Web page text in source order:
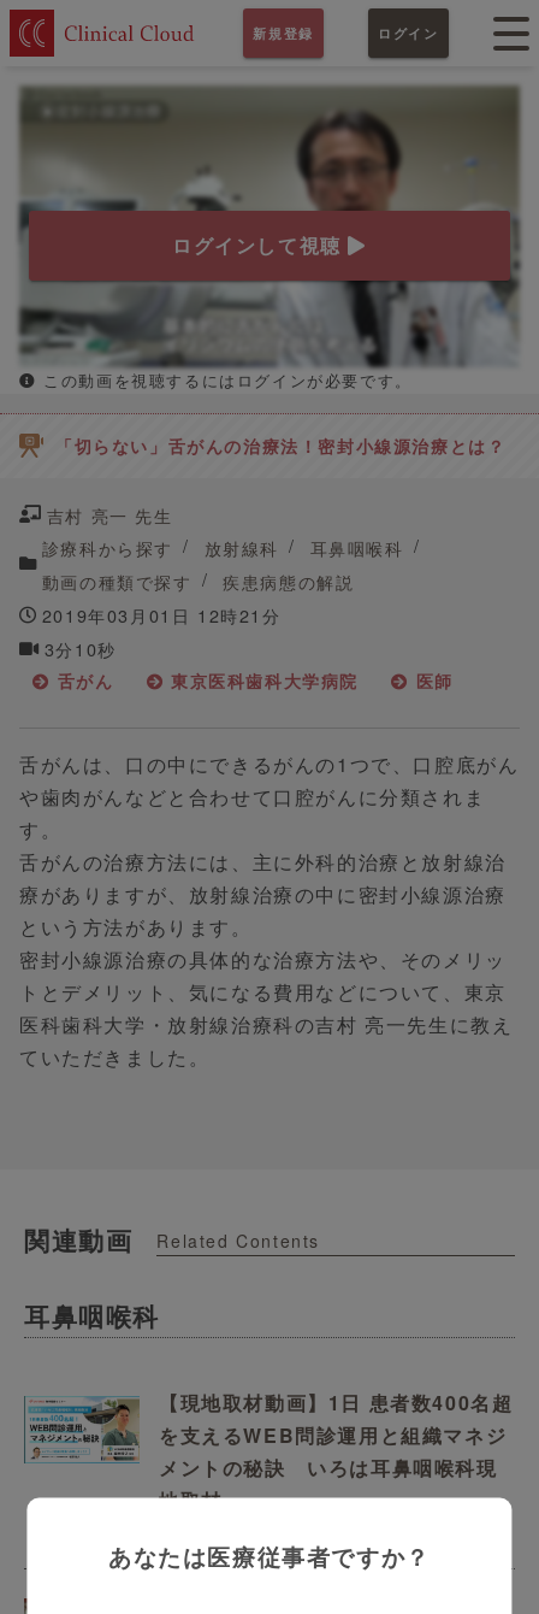
新規登録 ログイン
ログインして視聴
この動画を視聴するにはログインが必要です。
「切らない」舌がんの治療法！密封小線源治療とは？
吉村 亮一 先生
診療科から探す
放射線科
耳鼻咽喉科
動画の種類で探す
疾患病態の解説
2019年03月01日 12時21分
3分10秒
舌がん 東京医科歯科大学病院 医師
舌がんは、口の中にできるがんの1つで、口腔底がん
や歯肉がんなどと合わせて口腔がんに分類されま
す。
舌がんの治療方法には、主に外科的治療と放射線治
療がありますが、放射線治療の中に密封小線源治療
という方法があります。
密封小線源治療の具体的な治療方法や、そのメリッ
トとデメリット、気になる費用などについて、東京
医科歯科大学・放射線治療科の吉村 亮一先生に教え
ていただきました。
関連動画 Related Contents
耳鼻咽喉科
【現地取材動画】1日 患者数400名超
を支えるWEB問診運用と組織マネジ
メントの秘訣 いろは耳鼻咽喉科現
地取材
あなたは医療従事者ですか？